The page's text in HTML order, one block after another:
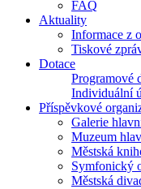
FAQ
Aktuality
Informace z
Tiskové
Dotace
Programové
Individuální
Příspěvkové
Galerie
Muzeum
Městská
Symfonický
Městská